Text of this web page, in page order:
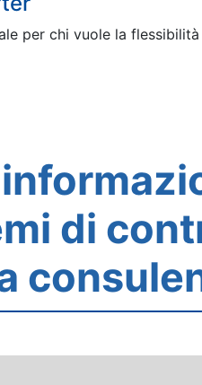
per chi vuole la
di